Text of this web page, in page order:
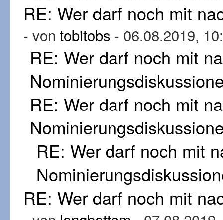
RE: Wer darf noch mit
- von tobitobs - 06.08.2019,
RE: Wer darf noch mit
RE: Wer darf noch mit
RE: Wer darf noch mit
RE: Wer darf noch mit